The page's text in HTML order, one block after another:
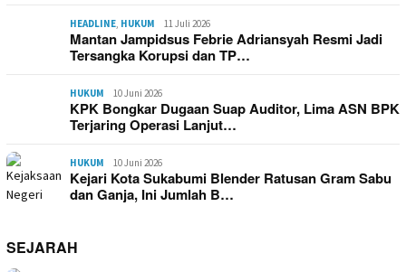
HEADLINE HUKUM 11 Juli 2026
Mantan Jampidsus Febrie Adriansyah Resmi Jadi
Tersangka Korupsi dan TP…
HUKUM 10 Juni 2026
KPK Bongkar Dugaan Suap Auditor, Lima ASN BPK
Terjaring Operasi Lanjut…
HUKUM 10 Juni 2026
Kejari Kota Sukabumi Blender Ratusan Gram Sabu
dan Ganja, Ini Jumlah B…
SEJARAH